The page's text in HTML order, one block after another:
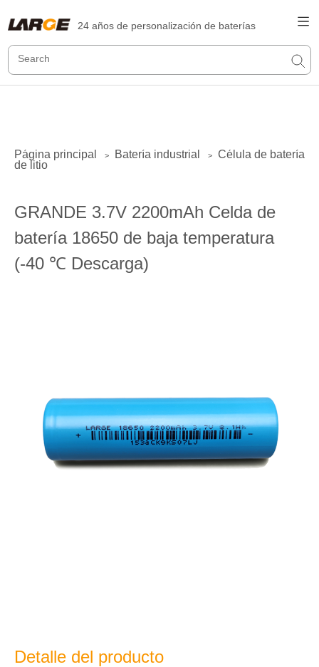
24 años de personalización de baterías
Página principal > Batería industrial >
Célula de batería
de litio
GRANDE 3.7V 2200mAh Celda de
batería 18650 de baja temperatura
(-40 ℃ Descarga)
Detalle del producto